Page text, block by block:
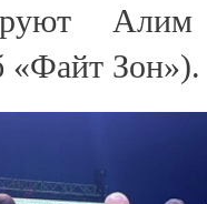
«Файт Зон»).